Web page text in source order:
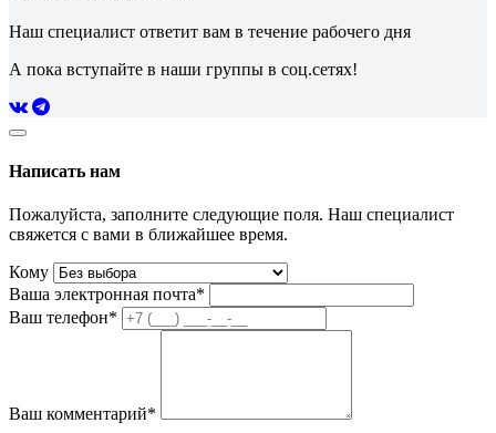
Наш специалист ответит вам в течение рабочего дня
А пока вступайте в наши группы в соц.сетях!
Написать нам
Пожалуйста, заполните следующие поля. Наш специалист
свяжется с вами в ближайшее время.
Кому
Ваша электронная почта*
Ваш телефон*
Ваш комментарий*